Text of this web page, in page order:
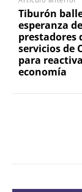
Tiburón
esperanza de
prestadores
servicios de
para
economía